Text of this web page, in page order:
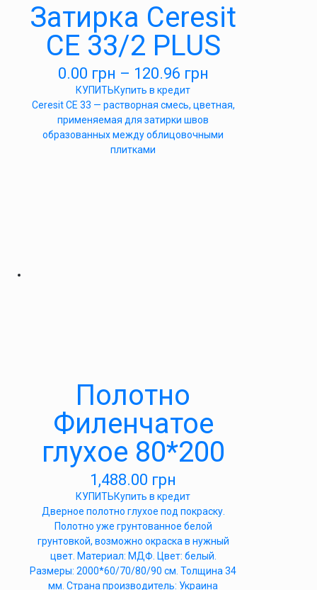
Затирка Ceresit
СЕ 33/2 PLUS
0.00 грн – 120.96 грн
КУПИТЬКупить в кредит
Ceresit CE 33 — растворная смесь, цветная,
применяемая для затирки швов
образованных между облицовочными
плитками
Полотно
Филенчатое
глухое 80*200
1,488.00 грн
КУПИТЬКупить в кредит
Дверное полотно глухое под покраску.
Полотно уже грунтованное белой
грунтовкой, возможно окраска в нужный
цвет. Материал: МДФ. Цвет: белый.
Размеры: 2000*60/70/80/90 см. Толщина 34
мм. Страна производитель: Украина